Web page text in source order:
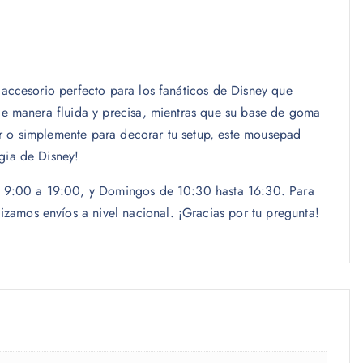
perfecto para los fanáticos de Disney que
fluida y precisa, mientras que su base de goma
simplemente para decorar tu setup, este mousepad
de Disney!
a 19:00, y Domingos de 10:30 hasta 16:30. Para
envíos a nivel nacional. ¡Gracias por tu pregunta!